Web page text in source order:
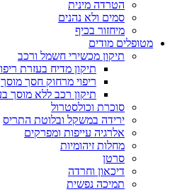
הטרדה מינית
סמים ולא נהנים
מיחזור בכיף
מטופלים מודים
תיקון מכשירי חשמל ורכב
תיקון מדיח בעזרת
ריפוי מרחוק חסך מוסך
תיקון רכב ללא מוסך
סוכרת וכולסטרול
ירידה במשקל ובלוטת התריס
אלרגיה עייפות ומפרקים
מחלות זיהומיות
סרטן
דיכאון וחרדה
תמיכה נפשית